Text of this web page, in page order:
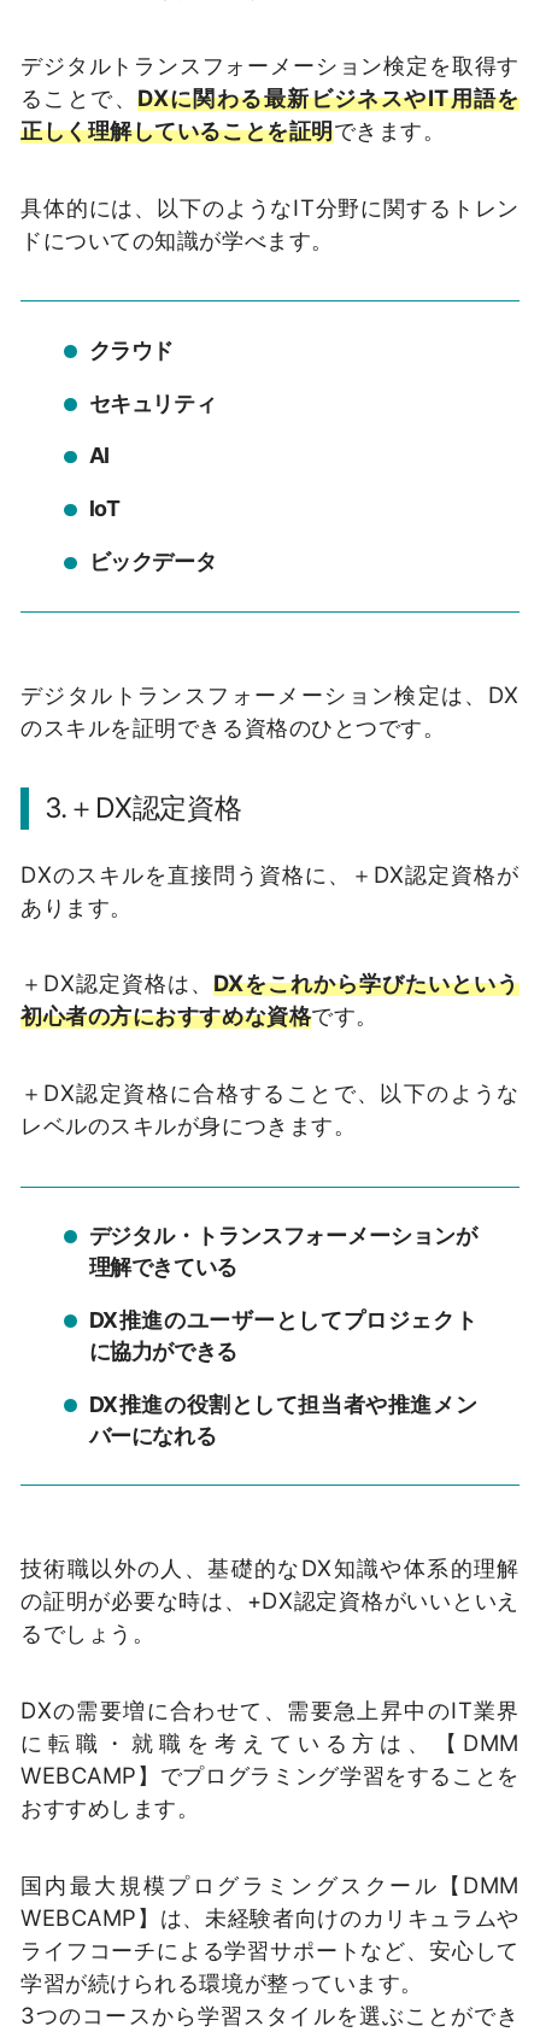
デジタルトランスフォーメーション検定を取得す
ることで、DXに関わる最新ビジネスやIT用語を
正しく理解していることを証明できます。
具体的には、以下のようなIT分野に関するトレン
ドについての知識が学べます。
クラウド
セキュリティ
AI
loT
ビックデータ
デジタルトランスフォーメーション検定は、DX
のスキルを証明できる資格のひとつです。
3.＋DX認定資格
DXのスキルを直接問う資格に、＋DX認定資格が
あります。
＋DX認定資格は、 DXをこれから学びたいという
初心者の方におすすめな資格です。
＋DX認定資格に合格することで、以下のような
レベルのスキルが身につきます。
デジタル・トランスフォーメーションが
理解できている
DX推進のユーザーとしてプロジェクト
に協力ができる
DX推進の役割として担当者や推進メン
バーになれる
技術職以外の人、基礎的なDX知識や体系的理解
の証明が必要な時は、+DX認定資格がいいといえ
るでしょう。
DXの需要増に合わせて、需要急上昇中のIT業界
に転職・就職を考えている方は、【DMM
WEBCAMP】でプログラミング学習をすることを
おすすめします。
国内最大規模プログラミングスクール【DMM
WEBCAMP】は、未経験者向けのカリキュラムや
ライフコーチによる学習サポートなど、安心して
学習が続けられる環境が整っています。
3つのコースから学習スタイルを選ぶことができ